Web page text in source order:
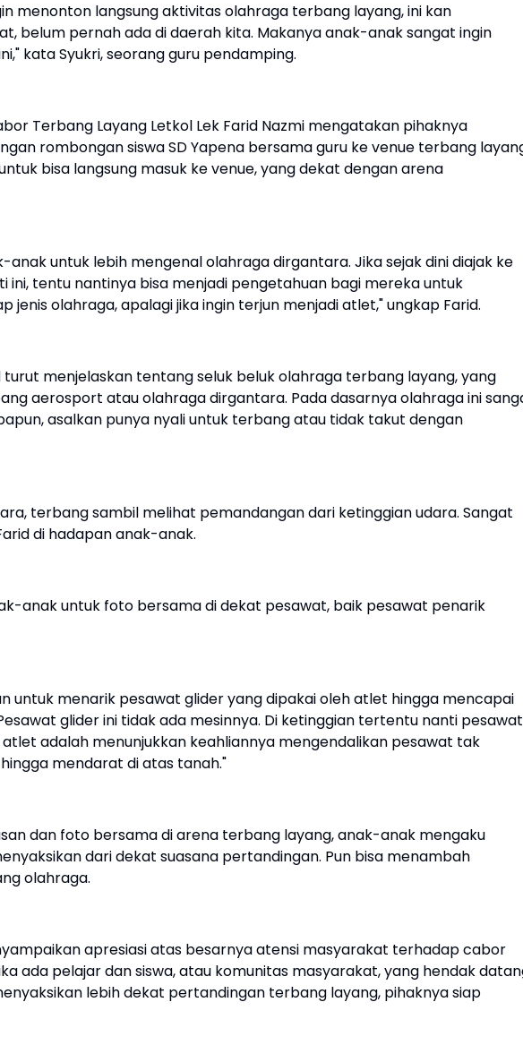
menonton langsung aktivitas olahraga terbang layang, ini kan
belum pernah ada di daerah kita. Makanya anak-anak sangat ingin
kata Syukri, seorang guru pendamping.
Terbang Layang Letkol Lek Farid Nazmi mengatakan pihaknya
rombongan siswa SD Yapena bersama guru ke venue terbang
bisa langsung masuk ke venue, yang dekat dengan arena
anak untuk lebih mengenal olahraga dirgantara. Jika sejak dini diajak ke
ini, tentu nantinya bisa menjadi pengetahuan bagi mereka untuk
jenis olahraga, apalagi jika ingin terjun menjadi atlet," ungkap Farid.
menjelaskan tentang seluk beluk olahraga terbang layang, yang
aerosport atau olahraga dirgantara. Pada dasarnya olahraga ini
asalkan punya nyali untuk terbang atau tidak takut dengan
terbang sambil melihat pemandangan dari ketinggian udara. Sangat
di hadapan anak-anak.
anak untuk foto bersama di dekat pesawat, baik pesawat penarik
untuk menarik pesawat glider yang dipakai oleh atlet hingga mencapai
glider ini tidak ada mesinnya. Di ketinggian tertentu nanti pesawat
atlet adalah menunjukkan keahliannya mengendalikan pesawat tak
mendarat di atas tanah."
dan foto bersama di arena terbang layang, anak-anak mengaku
dari dekat suasana pertandingan. Pun bisa menambah
olahraga.
apresiasi atas besarnya atensi masyarakat terhadap cabor
ada pelajar dan siswa, atau komunitas masyarakat, yang hendak
lebih dekat pertandingan terbang layang, pihaknya siap